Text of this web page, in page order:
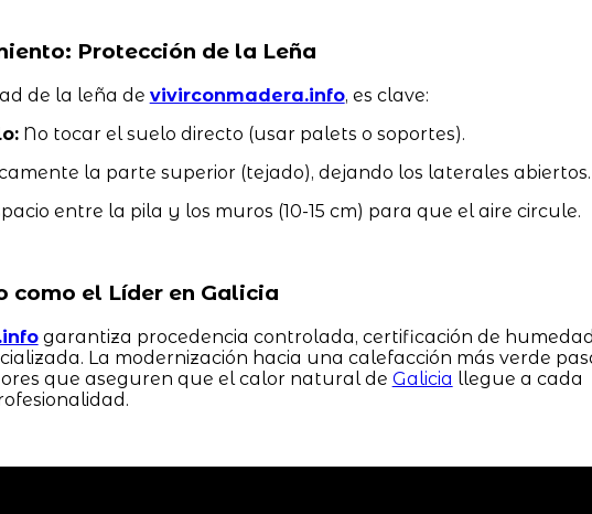
Protección de la Leña
de la leña de vivirconmadera.info, es clave:
No tocar el suelo directo (usar palets o soportes).
la parte superior (tejado), dejando los laterales abiertos.
entre la pila y los muros (10-15 cm) para que el aire circule.
como el Líder en Galicia
garantiza procedencia controlada, certificación de
La modernización hacia una calefacción más verde
que aseguren que el calor natural de Galicia llegue a cada